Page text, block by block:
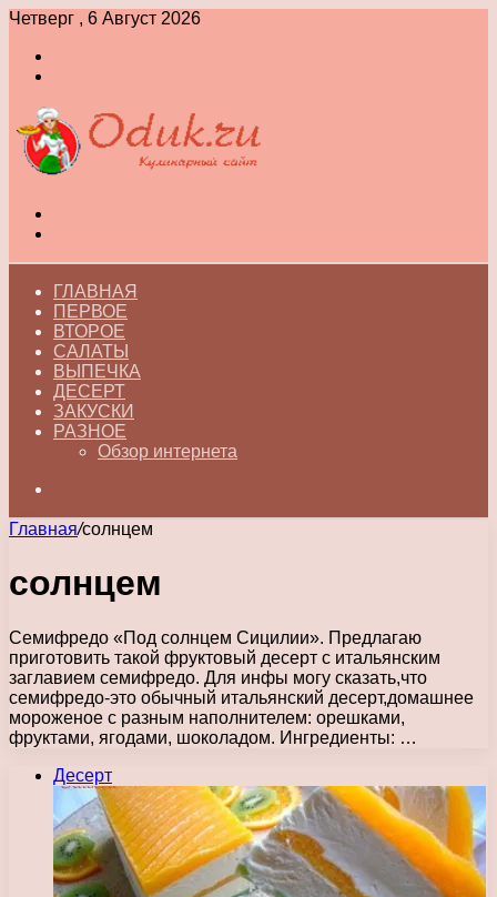
Четверг , 6 Август 2026
ГЛАВНАЯ
ПЕРВОЕ
ВТОРОЕ
САЛАТЫ
ВЫПЕЧКА
ДЕСЕРТ
ЗАКУСКИ
РАЗНОЕ
Обзор интернета
Главная/солнцем
солнцем
Семифредо «Под солнцем Сицилии». Предлагаю
приготовить такой фруктовый десерт с итальянским
заглавием семифредо. Для инфы могу сказать,что
семифредо-это обычный итальянский десерт,домашнее
мороженое с разным наполнителем: орешками,
фруктами, ягодами, шоколадом. Ингредиенты: …
Десерт